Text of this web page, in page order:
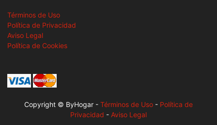
Términos de Uso
Política de Privacidad
Aviso Legal
Política de Cookies
Copyright © ByHogar - Términos de Uso - Política de
Privacidad - Aviso Legal